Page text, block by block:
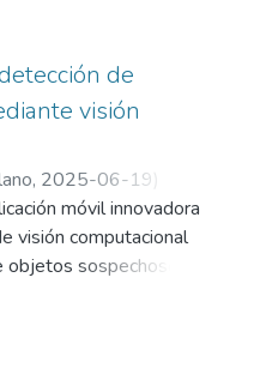
de estas
para sostener
intervenciones
cualitativa
de fuentes
hallazgos revelan
más persistentes
con liderazgo
lo que optimiza su
de
visión
2025-06-19)
móvil innovadora
visión computacional
sospechosos,
a la seguridad
de deep learning